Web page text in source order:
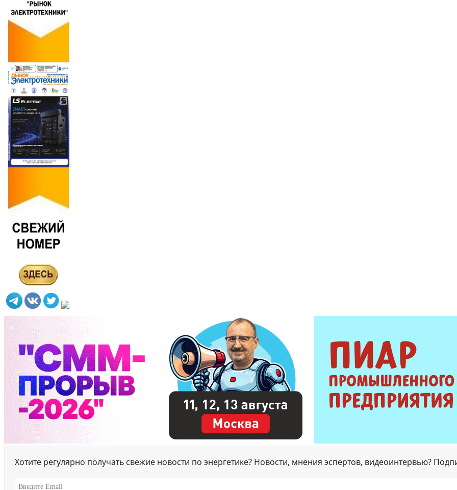
Хотите регулярно получать свежие новости по энергетике? Новости, мнения эспертов, видеоинтервью?